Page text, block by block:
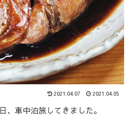
2021.04.07 2021.04.05
車中泊旅してきました。